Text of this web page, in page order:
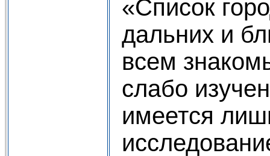
«Список
дальних и
всем
слабо
имеется